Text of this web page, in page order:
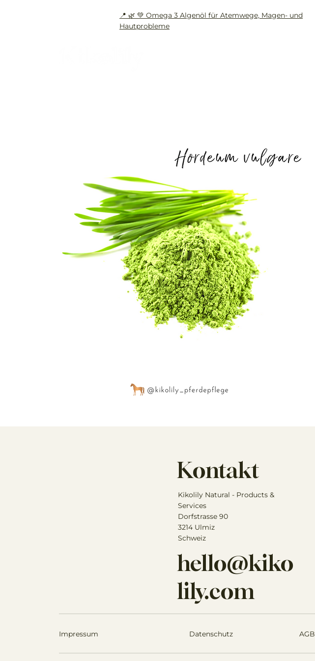
📍 🌿 💚 Omega 3 Algenöl für Atemwege, Magen- und
Hautprobleme
Impressum Datenschutz AGB
Kontakt
Kikolily Natural - Products &
Services
Dorfstrasse 90
3214 Ulmiz
Schweiz
hello@kiko
lily.com